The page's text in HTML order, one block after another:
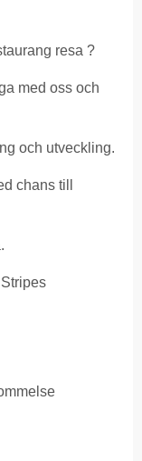
resa ?
med oss och
och utveckling.
chans till